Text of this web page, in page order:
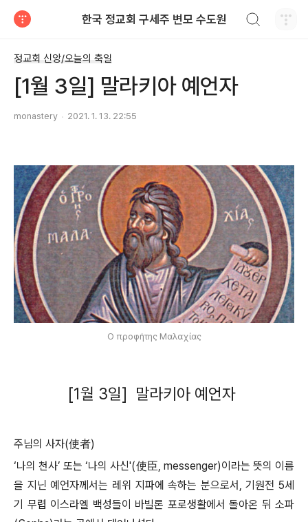
한국 정교회 구세주 변모 수도원
정교회 신앙/오늘의 축일
[1월 3일] 말라키아 예언자
monastery 2021. 1. 13. 22:55
Ο προφήτης Μαλαχίας
[1월 3일] 말라키아 예언자
주님의 사자(使者)
‘나의 천사’ 또는 ‘나의 사신'(使臣, messenger)이라는 뜻의 이름
을 지닌 예언자께서는 레위 지파에 속하는 분으로서, 기원전 5세
기 무렵 이스라엘 백성들이 바빌론 포로생활에서 돌아온 뒤 소파